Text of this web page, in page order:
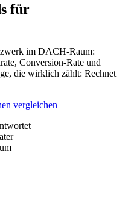
für
im DACH-Raum:
Conversion-Rate und
die wirklich zählt: Rechnet
vergleichen